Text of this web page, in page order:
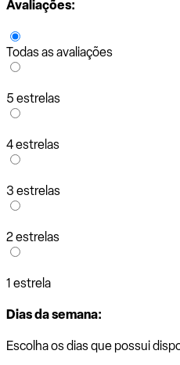
Avaliações:
Todas as avaliações
5 estrelas
4 estrelas
3 estrelas
2 estrelas
1 estrela
Dias da semana:
Escolha os dias que possui